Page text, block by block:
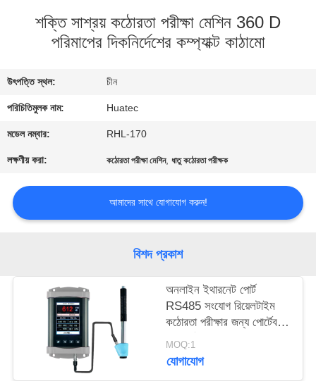
যোগাযোগ
করুন
উদ্ধৃতির
জন্য
আবেদন
সাইট
PRIVACY
POLICY
শক্তি সাশ্রয় কঠোরতা পরীক্ষা মেশিন 360 D
পরিমাপের দিকনির্দেশের কম্প্যাক্ট কাঠামো
উৎপত্তি স্থল: চীন
পরিচিতিমুলক নাম: Huatec
মডেল নম্বার: RHL-170
লক্ষণীয় করা: কঠোরতা পরীক্ষা মেশিন,ধাতু কঠোরতা পরীক্ষক
আমাদের সাথে যোগাযোগ করুন!
বিশদ প্রকাশ
অনলাইন ইথারনেট পোর্ট
RS485 সংযোগ রিয়েলটাইম
কঠোরতা পরীক্ষার জন্য পোর্টেবল
লিব কঠোরতা পরীক্ষক
MOQ:1
যোগাযোগ